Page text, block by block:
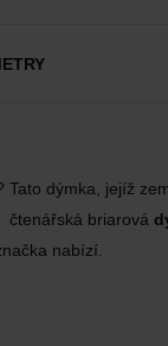
dýmka, jejíž
čtenářská briarová
nabízí.